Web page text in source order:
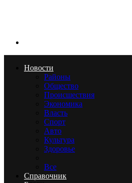
Новости
Районы
Общество
Происшествия
Экономика
Власть
Спорт
Авто
Культура
Здоровье
Все
Справочник